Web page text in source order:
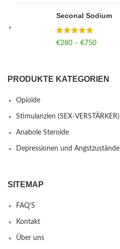
Seconal Sodium
€280 – €750
PRODUKTE KATEGORIEN
Opioide
Stimulanzien (SEX-VERSTÄRKER)
Anabole Steroide
Depressionen und Angstzustände
SITEMAP
FAQ’S
Kontakt
Über uns